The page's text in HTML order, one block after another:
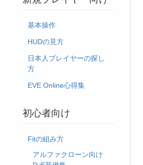
基本操作
HUDの見方
日本人プレイヤーの探し
方
EVE Online心得集
初心者向け
Fitの組み方
アルファクローン向け